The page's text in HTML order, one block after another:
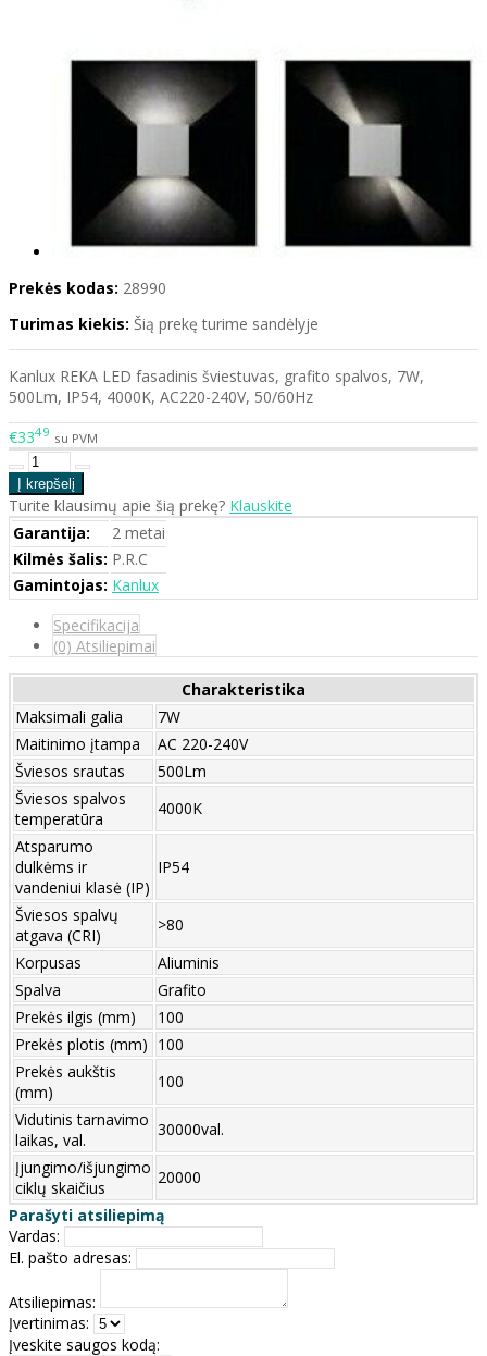
Prekės kodas: 28990
Turimas kiekis: Šią prekę turime sandėlyje
Kanlux REKA LED fasadinis šviestuvas, grafito spalvos, 7W,
500Lm, IP54, 4000K, AC220-240V, 50/60Hz
€3349 su PVM
Turite klausimų apie šią prekę? Klauskite
Garantija:
2 metai
Kilmės šalis: P.R.C
Gamintojas: Kanlux
Specifikacija
(0) Atsiliepimai
Charakteristika
Maksimali galia
7W
Maitinimo įtampa
AC 220-240V
Šviesos srautas
500Lm
Šviesos spalvos
temperatūra
4000K
Atsparumo
dulkėms ir
vandeniui klasė (IP)
IP54
Šviesos spalvų
atgava (CRI)
>80
Korpusas
Aliuminis
Spalva
Grafito
Prekės ilgis (mm)
100
Prekės plotis (mm) 100
Prekės aukštis
(mm)
100
Vidutinis tarnavimo
laikas, val.
30000val.
Įjungimo/išjungimo
ciklų skaičius
20000
Parašyti atsiliepimą
Vardas:
El. pašto adresas:
Atsiliepimas:
Įvertinimas:
Įveskite saugos kodą: